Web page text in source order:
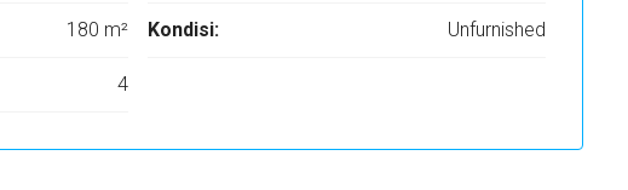
180 m²
4
Kondisi: Unfurnished